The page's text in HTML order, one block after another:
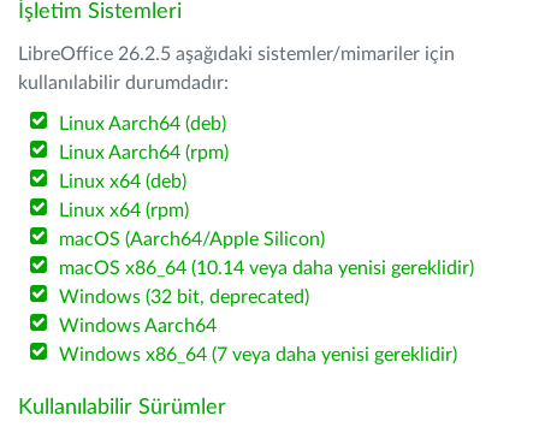
İşletim Sistemleri
LibreOffice 26.2.5 aşağıdaki sistemler/mimariler için
kullanılabilir durumdadır:
Linux Aarch64 (deb)
Linux Aarch64 (rpm)
Linux x64 (deb)
Linux x64 (rpm)
macOS (Aarch64/Apple Silicon)
macOS x86_64 (10.14 veya daha yenisi gereklidir)
Windows (32 bit, deprecated)
Windows Aarch64
Windows x86_64 (7 veya daha yenisi gereklidir)
Kullanılabilir Sürümler